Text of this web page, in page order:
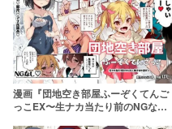
漫画『団地空き部屋ふーぞくてんご
っこEX〜生ナカ当たり前のNGなし